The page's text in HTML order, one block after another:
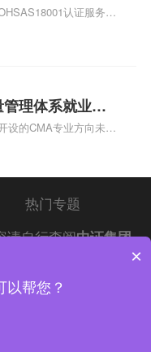
证服务怎么收
认证服务中
州ISO9000认证，哪个
系认证知识，详情可
理体系就业方
认证就业方向
设的CMA专业方向未来
如何、cma就业方向有
、大学生考完cma，就
体系认证知识，详情
热门专题
请自行查阅中证集团
© 2022
×
以帮您？